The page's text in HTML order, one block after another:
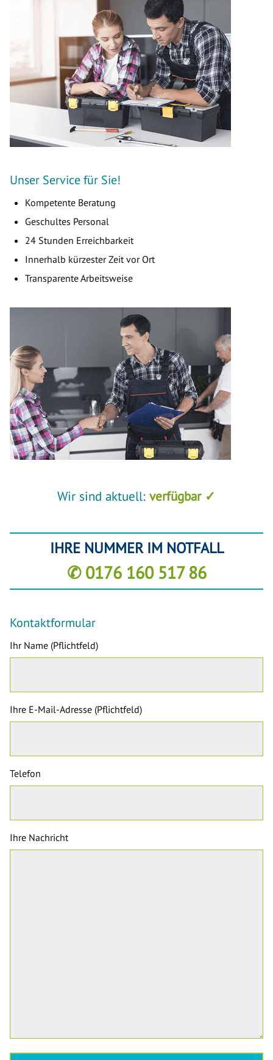
Unser Service für Sie!
Kompetente Beratung
Geschultes Personal
24 Stunden Erreichbarkeit
Innerhalb kürzester Zeit vor Ort
Transparente Arbeitsweise
Wir sind aktuell: verfügbar ✓
IHRE NUMMER IM NOTFALL
✆ 0176 160 517 86
Kontaktformular
Ihr Name (Pflichtfeld)
Ihre E-Mail-Adresse (Pflichtfeld)
Telefon
Ihre Nachricht